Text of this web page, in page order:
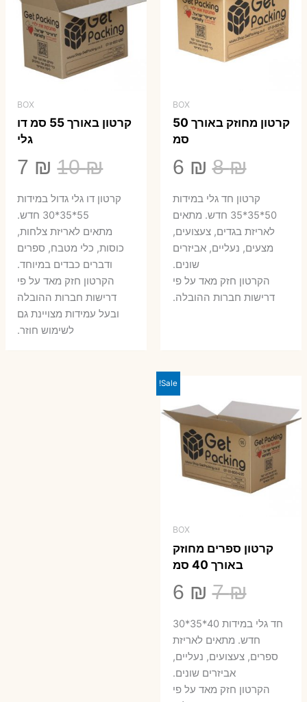
BOX
קרטון מחוזק באורך 50
סמ
8₪
המחיר
המקורי
היה:
8 ₪.
6 ₪
הנוכחיקרטון חד גלי במידות
50*35*35 חדש. מתאים
לאריזת בגדים, צעצועים,
מצעים, נעליים, אביזרים
שונים.
הקרטון חזק מאד על פי
דרישות חברות ההובלה.
BOX
קרטון באורך 55 סמ דו
גלי
10₪
היה:
10 ₪.
7 ₪
7 ₪.
קרטון דו גלי גדול במידות
55*35*30 חדש.
מתאים לאריזת צלחות,
כוסות, כלי מטבח, ספרים
ודברים כבדים במיוחד.
הקרטון חזק מאד על פי
דרישות חברות ההובלה
ובעל עמידות מצויינת גם
לשימוש חוזר.
Sale!
BOX
קרטון ספרים מחוזק
באורך 40 סמ
7₪
המחיר
המקורי
היה:
7 ₪.
6 ₪
הוא:
חד גלי במידות 40*35*30
חדש. מתאים לאריזת
ספרים, צעצועים, נעליים,
אביזרים שונים.
הקרטון חזק מאד על פי